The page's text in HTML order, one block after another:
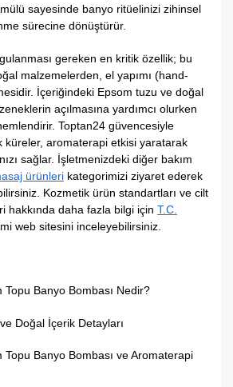
sayesinde banyo ritüelinizi zihinsel
sürecine dönüştürür.
gereken en kritik özellik; bu
malzemelerden, el yapımı (hand-
İçeriğindeki Epsom tuzu ve doğal
açılmasına yardımcı olurken
Toptan24 güvencesiyle
küreler, aromaterapi etkisi yaratarak
sağlar. İşletmenizdeki diğer bakım
ürünleri kategorimizi ziyaret ederek
Kozmetik ürün standartları ve cilt
hakkında daha fazla bilgi için T.C.
web sitesini inceleyebilirsiniz.
Topu Banyo Bombası Nedir?
Doğal İçerik Detayları
Topu Banyo Bombası ve Aromaterapi